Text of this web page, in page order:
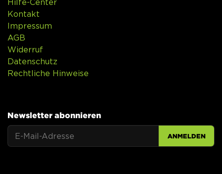
Hilfe-Center
Kontakt
Impressum
AGB
Widerruf
Datenschutz
Rechtliche Hinweise
Newsletter abonnieren
ANMELDEN